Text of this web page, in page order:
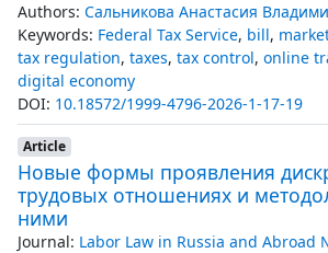
Authors: Сальникова Анастасия
Keywords: Federal Tax Service, bill,
tax regulation, taxes, tax control, online
digital economy
DOI: 10.18572/1999-4796-2026-1-17-19
Article
Новые формы проявления
трудовых отношениях и
ними
Journal: Labor Law in Russia and Abroad